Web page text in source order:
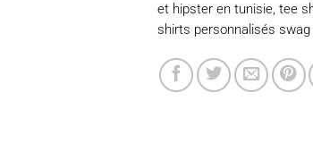
et hipster en tunisie, tee
shirts personnalisés